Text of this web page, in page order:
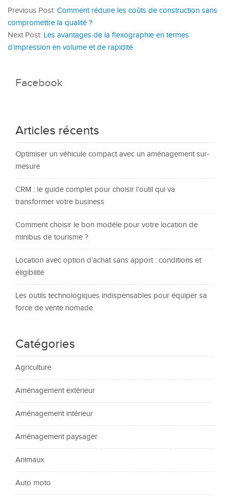
Previous Post: Comment réduire les coûts de construction sans
compromettre la qualité ?
Next Post: Les avantages de la flexographie en termes
d’impression en volume et de rapidité
Facebook
Articles récents
Optimiser un véhicule compact avec un aménagement sur-
mesure
CRM : le guide complet pour choisir l’outil qui va
transformer votre business
Comment choisir le bon modèle pour votre location de
minibus de tourisme ?
Location avec option d’achat sans apport : conditions et
éligibilité
Les outils technologiques indispensables pour équiper sa
force de vente nomade
Catégories
Agriculture
Aménagement extérieur
Aménagement intérieur
Aménagement paysager
Animaux
Auto moto